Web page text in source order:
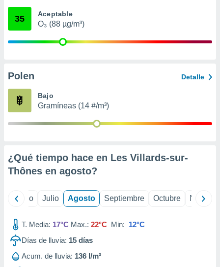
mediante
publicidad
de
35 Aceptable
O₃ (88 µg/m³)
Polen Detalle
Bajo
Gramíneas (14 #/m³)
¿Qué tiempo hace en Les Villards-sur-
Thônes en agosto?
Junio Julio Agosto Septiembre Octubre
T. Media: 17°C Max.: 22°C Min: 12°C
Días de lluvia: 15 días
Acum. de lluvia: 136 l/m²